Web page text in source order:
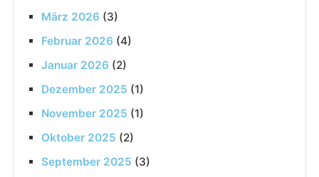
März 2026 (3)
Februar 2026 (4)
Januar 2026 (2)
Dezember 2025 (1)
November 2025 (1)
Oktober 2025 (2)
September 2025 (3)